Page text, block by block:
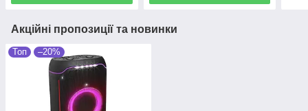
Акційні пропозиції та новинки
Топ –20%